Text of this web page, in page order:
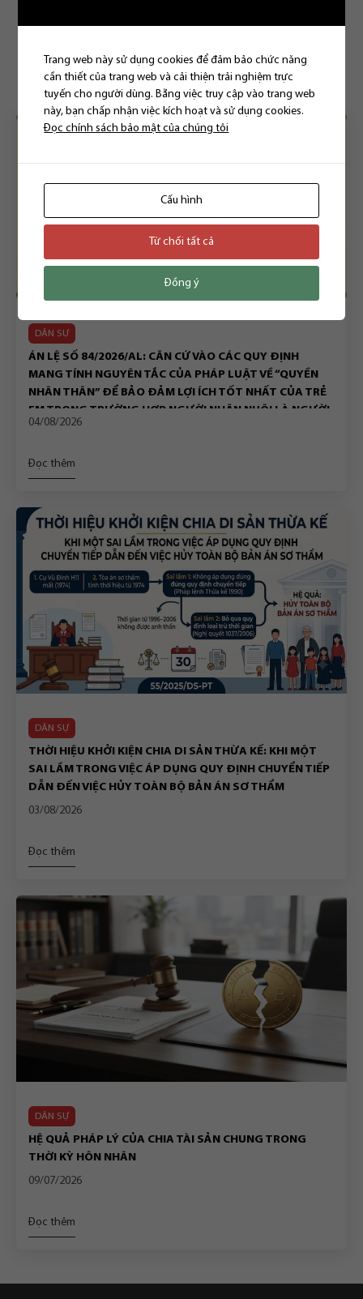
Bài viết liên quan
DÂN SỰ
ÁN LỆ SỐ 84/2026/AL: CĂN CỨ VÀO CÁC QUY ĐỊNH
MANG TÍNH NGUYÊN TẮC CỦA PHÁP LUẬT VỀ “QUYỀN
NHÂN THÂN” ĐỂ BẢO ĐẢM LỢI ÍCH TỐT NHẤT CỦA TRẺ
EM TRONG TRƯỜNG HỢP NGƯỜI NHẬN NUÔI LÀ NGƯỜI
ĐỘC THÂN CHẾT
04/08/2026
Đọc thêm
DÂN SỰ
THỜI HIỆU KHỞI KIỆN CHIA DI SẢN THỪA KẾ: KHI MỘT
SAI LẦM TRONG VIỆC ÁP DỤNG QUY ĐỊNH CHUYỂN TIẾP
DẪN ĐẾN VIỆC HỦY TOÀN BỘ BẢN ÁN SƠ THẨM
03/08/2026
Đọc thêm
DÂN SỰ
HỆ QUẢ PHÁP LÝ CỦA CHIA TÀI SẢN CHUNG TRONG
THỜI KỲ HÔN NHÂN
09/07/2026
Đọc thêm
Trang web này sử dụng cookies để đảm bảo chức năng
cần thiết của trang web và cải thiện trải nghiệm trực
tuyến cho người dùng. Bằng việc truy cập vào trang web
này, bạn chấp nhận việc kích hoạt và sử dụng cookies.
Đọc chính sách bảo mật của chúng tôi
Cấu hình
Từ chối tất cả
Đồng ý